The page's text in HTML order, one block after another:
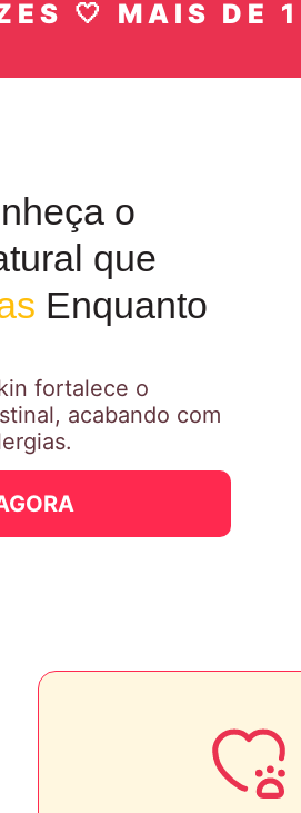
MAIS DE 10
o
que
Enquanto
fortalece o
acabando com